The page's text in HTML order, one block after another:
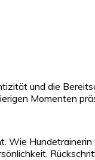
und die
Momenten